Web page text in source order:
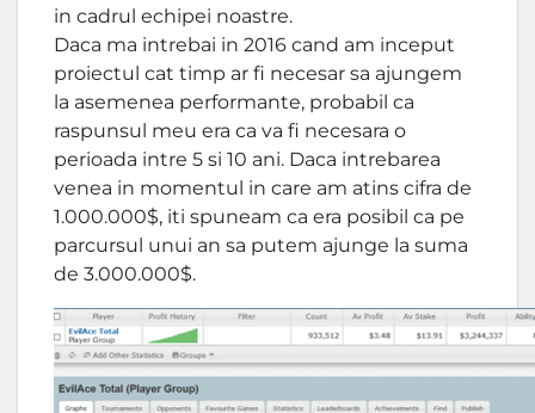
in cadrul echipei noastre.
Daca ma intrebai in 2016 cand am inceput
proiectul cat timp ar fi necesar sa ajungem
la asemenea performante, probabil ca
raspunsul meu era ca va fi necesara o
perioada intre 5 si 10 ani. Daca intrebarea
venea in momentul in care am atins cifra de
1.000.000$, iti spuneam ca era posibil ca pe
parcursul unui an sa putem ajunge la suma
de 3.000.000$.